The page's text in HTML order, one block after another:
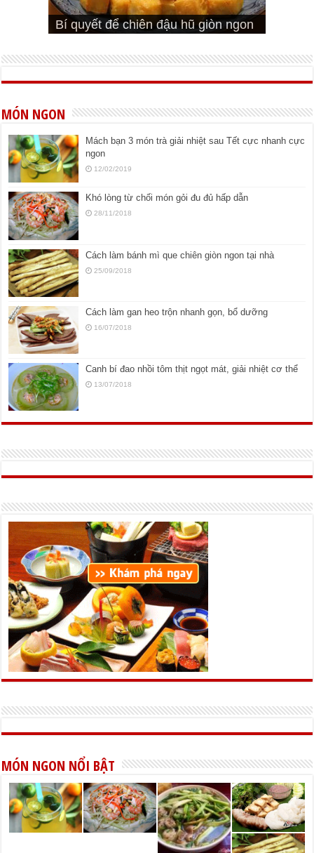
Cách pha nước mắm trộn gỏi ngon
bá cháy
Bí quyết để chiên đậu hũ giòn ngon
Cách ướp sườn non nướng ngon
đúng vị
Cách ướp thịt heo chiên ngon mềm
Bật mí cách ướp sườn cơm tấm
ngon
MÓN NGON
Mách bạn 3 món trà giải nhiệt sau Tết cực nhanh cực
ngon
12/02/2019
Khó lòng từ chối món gỏi đu đủ hấp dẫn
28/11/2018
Cách làm bánh mì que chiên giòn ngon tại nhà
25/09/2018
Cách làm gan heo trộn nhanh gọn, bổ dưỡng
16/07/2018
Canh bí đao nhồi tôm thịt ngọt mát, giải nhiệt cơ thể
13/07/2018
MÓN NGON NỔI BẬT